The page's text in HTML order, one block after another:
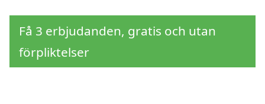
Få 3 erbjudanden, gratis och utan
förpliktelser